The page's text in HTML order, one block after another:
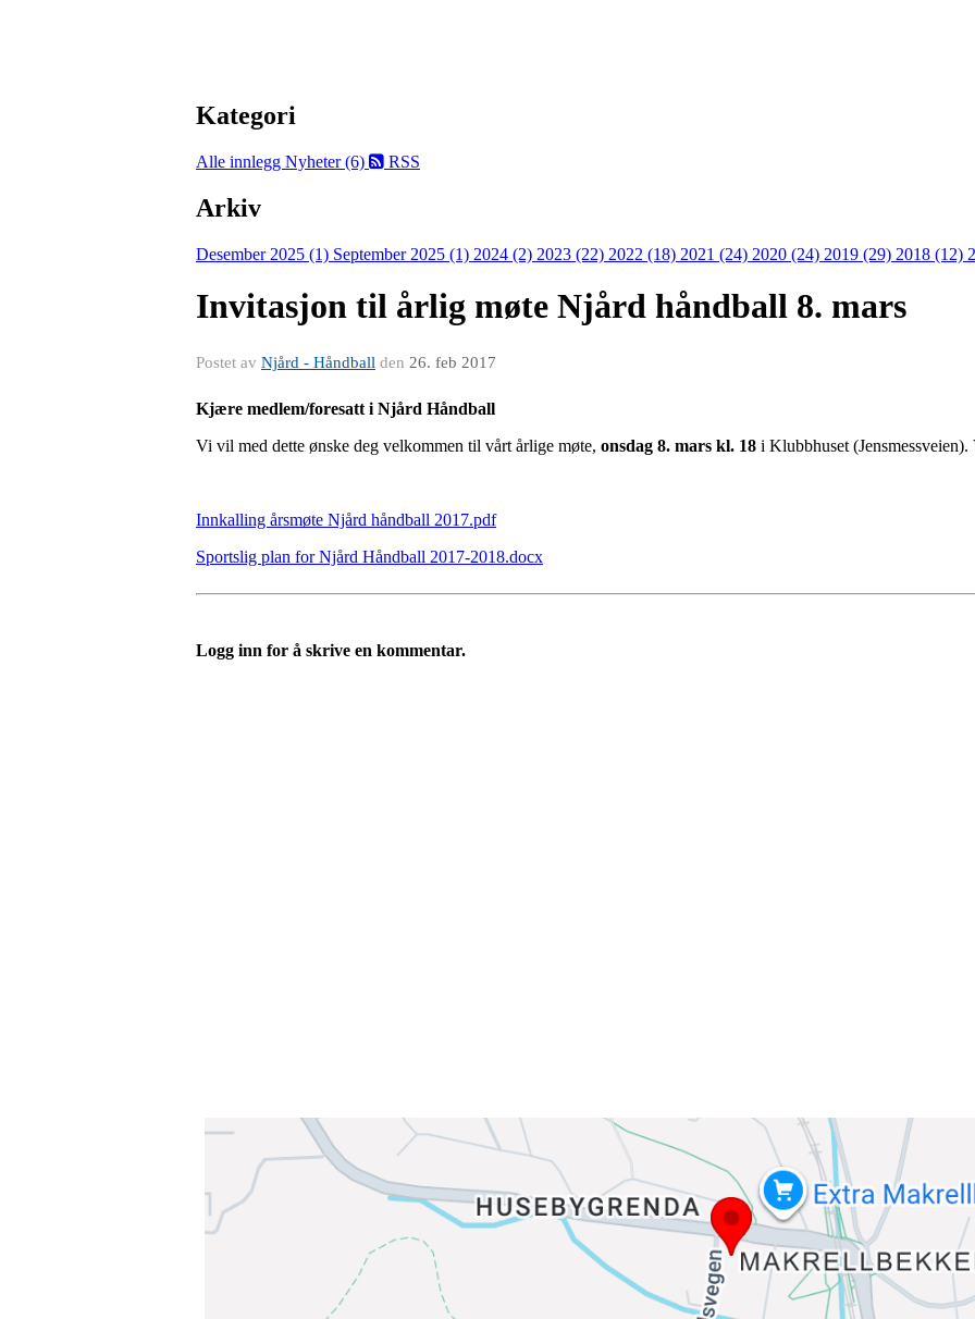
Kategori
Alle innlegg Nyheter (6) RSS
Arkiv
Desember 2025 (1) September 2025 (1) 2024 (2) 2023 (22) 2022 (18) 2021 (24) 2020 (24) 2019 (29) 2018 (12)
Invitasjon til årlig møte Njård håndball 8. mars
Postet av Njård - Håndball den 26. feb 2017
Kjære medlem/foresatt i Njård Håndball
Vi vil med dette ønske deg velkommen til vårt årlige møte, onsdag 8. mars kl. 18 i Klubbhuset
Innkalling årsmøte Njård håndball 2017.pdf
Sportslig plan for Njård Håndball 2017-2018.docx
Logg inn for å skrive en kommentar.